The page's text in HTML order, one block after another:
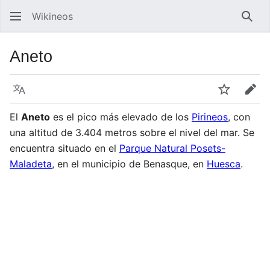
Wikineos
Aneto
Idioma Vigilar
El Aneto es el pico más elevado de los Pirineos, con
una altitud de 3.404 metros sobre el nivel del mar. Se
encuentra situado en el Parque Natural Posets-
Maladeta, en el municipio de Benasque, en Huesca.